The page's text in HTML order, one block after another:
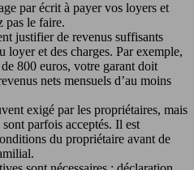
par écrit à payer vos loyers et
pas le faire.
justifier de revenus suffisants
et des charges. Par exemple,
800 euros, votre garant doit
nets mensuels d’au moins
exigé par les propriétaires, mais
parfois acceptés. Il est
du propriétaire avant de